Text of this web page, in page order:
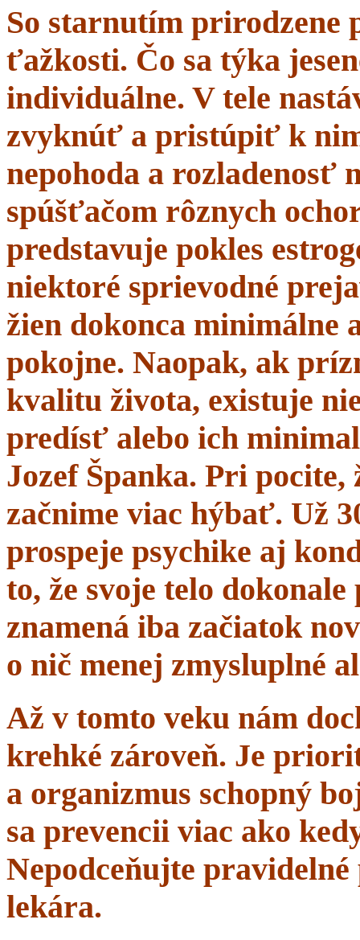
So starnutím prirodzene
ťažkosti. Čo sa týka
individuálne. V tele
zvyknúť a pristúpiť k
nepohoda a
spúšťačom rôznych
predstavuje pokles
niektoré sprievodné
žien dokonca minimálne
pokojne. Naopak, ak
kvalitu života, existuje
predísť alebo ich
Jozef Španka. Pri
začnime viac hýbať. Už
prospeje psychike aj
to, že svoje telo dokonale
znamená iba začiatok
o nič menej zmysluplné
Až v tomto veku nám
krehké zároveň. Je
a organizmus schopný
sa prevencii viac ako
Nepodceňujte
lekára.